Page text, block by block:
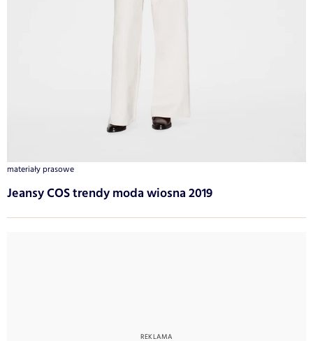
materiały prasowe
Jeansy COS trendy moda wiosna 2019